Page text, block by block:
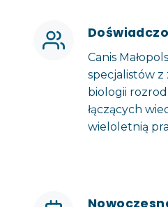
Canis
specjalistów
biologii
łączących
wieloletnią